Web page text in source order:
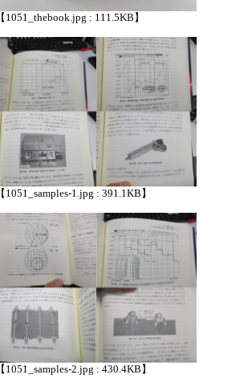
【1051_thebook.jpg : 111.5KB】
【1051_samples-1.jpg : 391.1KB】
【1051_samples-2.jpg : 430.4KB】